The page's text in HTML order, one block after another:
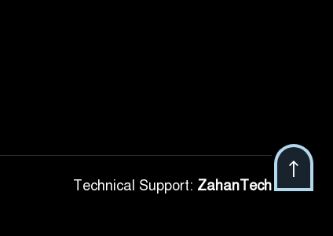
Technical Support: ZahanTech